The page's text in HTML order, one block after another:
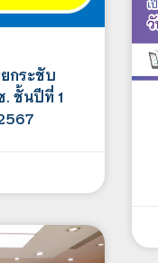
กระชับ
. ชั้นปีที่ 1